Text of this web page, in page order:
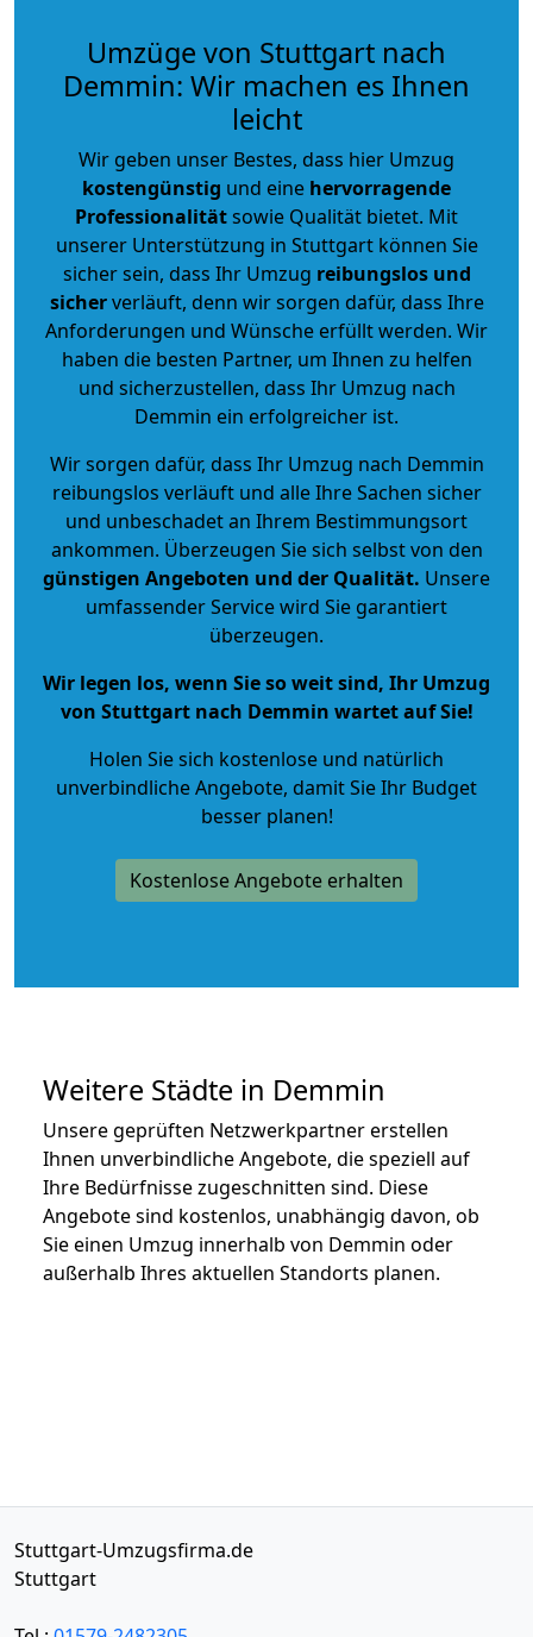
Umzüge von Stuttgart nach
Demmin: Wir machen es Ihnen
leicht
Wir geben unser Bestes, dass hier Umzug
kostengünstig und eine hervorragende
Professionalitätsowie Qualität bietet. Mit
unserer Unterstützung in Stuttgart können Sie
sicher sein, dass Ihr Umzug reibungslos und
sicherverläuft, denn wir sorgen dafür, dass Ihre
Anforderungen und Wünsche erfüllt werden. Wir
haben die besten Partner, um Ihnen zu helfen
und sicherzustellen, dass Ihr Umzug nach
Demmin ein erfolgreicher ist.
Wir sorgen dafür, dass Ihr Umzug nach Demmin
reibungslos verläuft und alle Ihre Sachen sicher
und unbeschadet an Ihrem Bestimmungsort
ankommen. Überzeugen Sie sich selbst von den
günstigen Angeboten und der Qualität. Unsere
umfassender Service wird Sie garantiert
überzeugen.
Wir legen los, wenn Sie so weit sind, Ihr Umzug
von Stuttgart nach Demmin wartet auf Sie!
Holen Sie sich kostenlose und natürlich
unverbindliche Angebote, damit Sie Ihr Budget
besser planen!
Kostenlose Angebote erhalten
Weitere Städte in Demmin
Unsere geprüften Netzwerkpartner erstellen
Ihnen unverbindliche Angebote, die speziell auf
Ihre Bedürfnisse zugeschnitten sind. Diese
Angebote sind kostenlos, unabhängig davon, ob
Sie einen Umzug innerhalb von Demmin oder
außerhalb Ihres aktuellen Standorts planen.
Stuttgart-Umzugsfirma.de
Stuttgart